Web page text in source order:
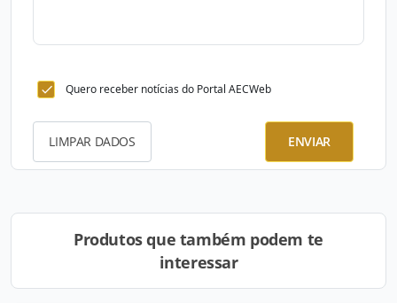
Quero receber notícias do Portal AECWeb
LIMPAR DADOS ENVIAR
Produtos que também podem te
interessar